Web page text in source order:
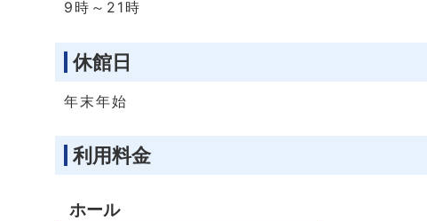
9時～21時
休館日
年末年始
利用料金
ホール